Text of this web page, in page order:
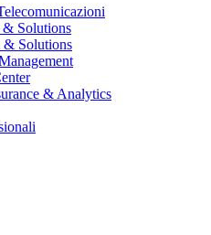
& Solutions
& Solutions
& Analytics